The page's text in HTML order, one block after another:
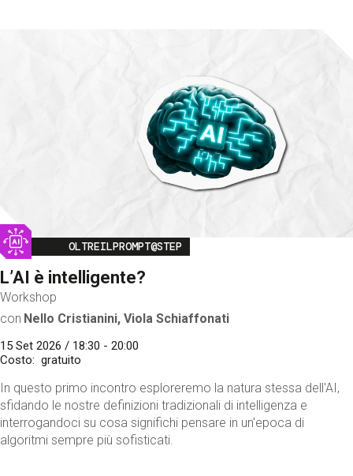
Image
OLTREILPROMPT@STEP
L’AI è intelligente?
Workshop
con Nello Cristianini, Viola Schiaffonati
15 Set 2026 / 18:30 - 20:00
Costo
gratuito
In questo primo incontro esploreremo la natura stessa dell'AI,
sfidando le nostre definizioni tradizionali di intelligenza e
interrogandoci su cosa significhi pensare in un'epoca di
algoritmi sempre più sofisticati.